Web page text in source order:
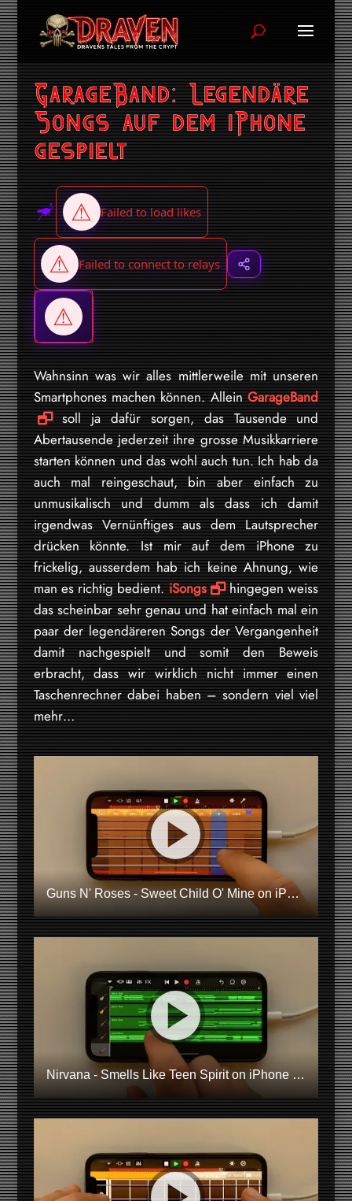
GarageBand: Legendäre
Songs auf dem iPhone
gespielt
Wahnsinn was wir alles mittlerweile mit unseren
Smartphones machen können. AlleinGarageBand
soll ja dafür sorgen, das Tausende und
Abertausende jederzeit ihre grosse Musikkarriere
starten können und das wohl auch tun. Ich hab da
auch mal reingeschaut, bin aber einfach zu
unmusikalisch und dumm als dass ich damit
irgendwas Vernünftiges aus dem Lautsprecher
drücken könnte. Ist mir auf dem iPhone zu
frickelig, ausserdem hab ich keine Ahnung, wie
man es richtig bedient.iSongs
hingegen weiss
das scheinbar sehr genau und hat einfach mal ein
paar der legendäreren Songs der Vergangenheit
damit nachgespielt und somit den Beweis
erbracht, dass wir wirklich nicht immer einen
Taschenrechner dabei haben – sondern viel viel
mehr…
Guns N' Roses - Sweet Child O' Mine on iPhone (GarageBand)
Nirvana - Smells Like Teen Spirit on iPhone (GarageBand)